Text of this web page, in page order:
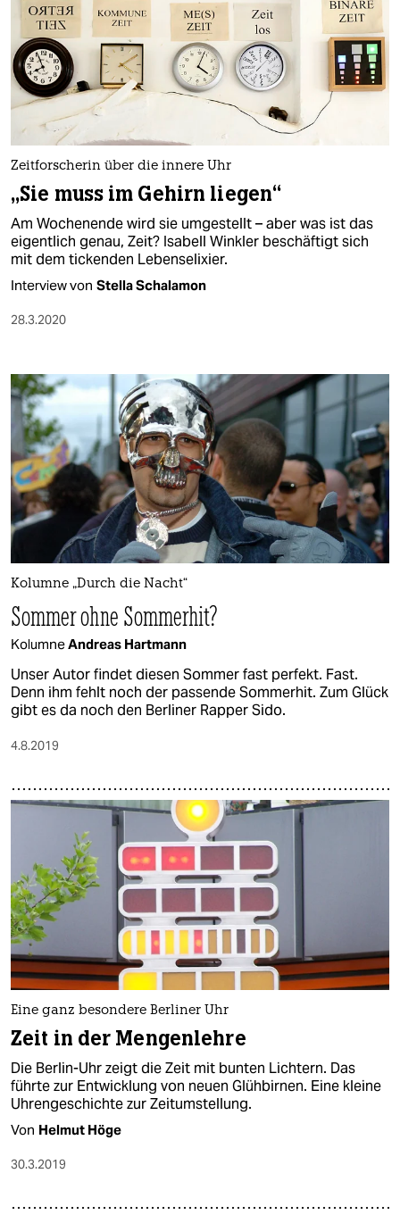
Zeitforscherin über die innere Uhr
„Sie muss im Gehirn liegen“
Am Wochenende wird sie umgestellt – aber was ist das
eigentlich genau, Zeit? Isabell Winkler beschäftigt sich
mit dem tickenden Lebenselixier.
Interview von Stella Schalamon
28.3.2020
Kolumne „Durch die Nacht“
Sommer ohne Sommerhit?
KolumneAndreas Hartmann
Unser Autor findet diesen Sommer fast perfekt. Fast.
Denn ihm fehlt noch der passende Sommerhit. Zum Glück
gibt es da noch den Berliner Rapper Sido.
4.8.2019
Eine ganz besondere Berliner Uhr
Zeit in der Mengenlehre
Die Berlin-Uhr zeigt die Zeit mit bunten Lichtern. Das
führte zur Entwicklung von neuen Glühbirnen. Eine kleine
Uhrengeschichte zur Zeitumstellung.
Von Helmut Höge
30.3.2019